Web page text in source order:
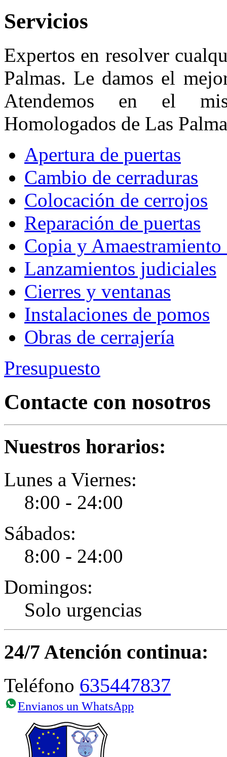
Servicios
Expertos en resolver
Palmas. Le damos el
Atendemos en el
Homologados de Las
Apertura de puertas
Cambio de cerraduras
Colocación de cerrojos
Reparación de puertas
Copia y Amaestramiento
Lanzamientos judiciales
Cierres y ventanas
Instalaciones de pomos
Obras de cerrajería
Presupuesto
Contacte con nosotros
Nuestros horarios:
Lunes a Viernes:
8:00 - 24:00
Sábados:
8:00 - 24:00
Domingos:
Solo urgencias
24/7 Atención continua:
Teléfono 635447837
Envianos un WhatsApp